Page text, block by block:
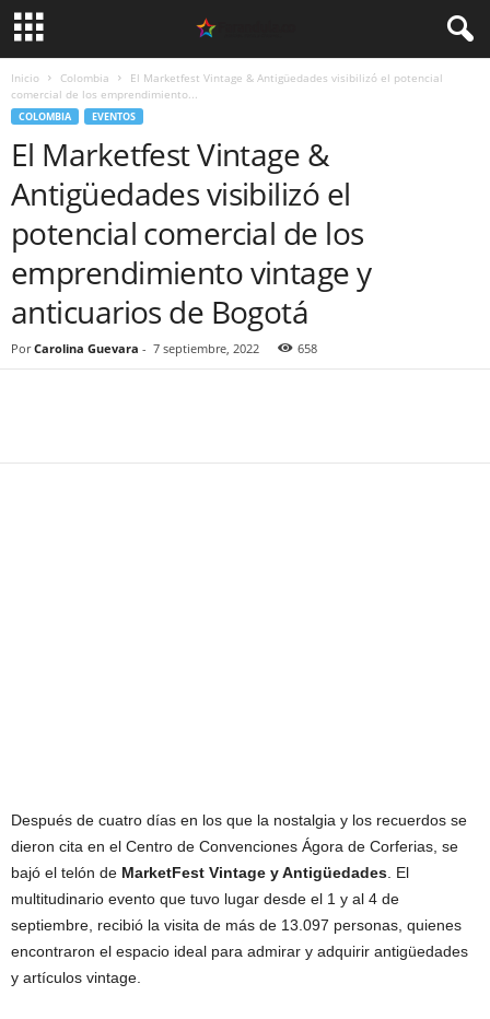
Inicio Colombia
El Marketfest Vintage & Antigüedades visibilizó el potencial
comercial de los emprendimiento...
COLOMBIA EVENTOS
El Marketfest Vintage &
Antigüedades visibilizó el
potencial comercial de los
emprendimiento vintage y
anticuarios de Bogotá
Por Carolina Guevara - 7 septiembre, 2022 658
Después de cuatro días en los que la nostalgia y los recuerdos se
dieron cita en el Centro de Convenciones Ágora de Corferias, se
bajó el telón de MarketFest Vintage y Antigüedades . El
multitudinario evento que tuvo lugar desde el 1 y al 4 de
septiembre, recibió la visita de más de 13.097 personas, quienes
encontraron el espacio ideal para admirar y adquirir antigüedades
y artículos vintage.